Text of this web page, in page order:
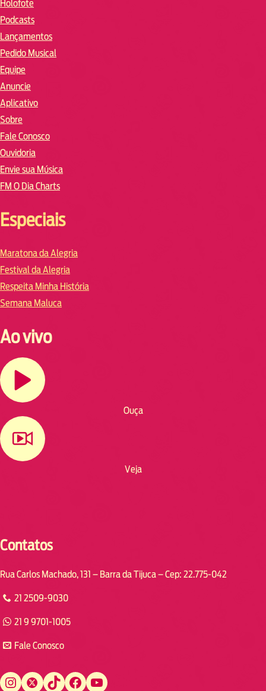
Holofote
Podcasts
Lançamentos
Pedido Musical
Equipe
Anuncie
Aplicativo
Sobre
Fale Conosco
Ouvidoria
Envie sua Música
FM O Dia Charts
Especiais
Maratona da Alegria
Festival da Alegria
Respeita Minha História
Semana Maluca
Ao vivo
Ouça
Veja
Contatos
Rua Carlos Machado, 131 – Barra da Tijuca – Cep: 22.775-042
21 2509-9030
21 9 9701-1005
Fale Conosco
Instagram Twitter TikTok Facebook YouTube